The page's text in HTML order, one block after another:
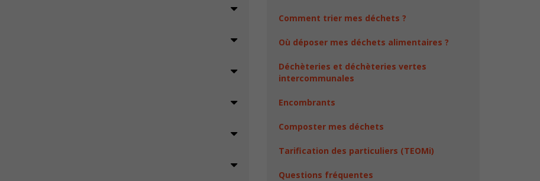
Comment trier mes déchets ?
Où déposer mes déchets alimentaires ?
Déchèteries et déchèteries vertes
intercommunales
Encombrants
Composter mes déchets
Tarification des particuliers (TEOMi)
Questions fréquentes